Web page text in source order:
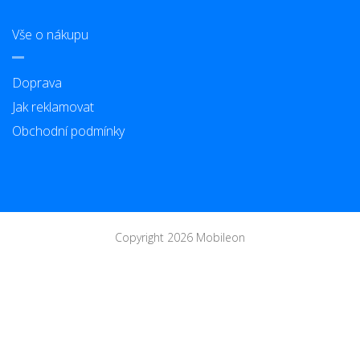
Vše o nákupu
Doprava
Jak reklamovat
Obchodní podmínky
Copyright 2026 Mobileon